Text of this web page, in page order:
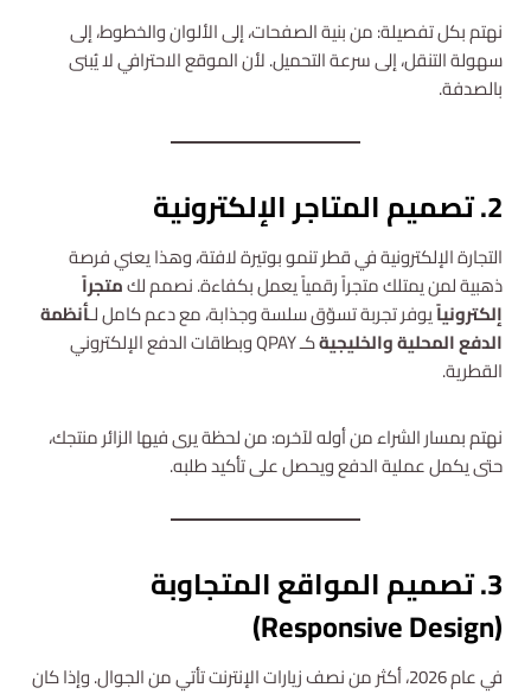
نهتم بكل تفصيلة: من بنية الصفحات، إلى الألوان والخطوط، إلى
سهولة التنقل، إلى سرعة التحميل. لأن الموقع الاحترافي لا يُبنى
بالصدفة.
2. تصميم المتاجر الإلكترونية
التجارة الإلكترونية في قطر تنمو بوتيرة لافتة، وهذا يعني فرصة
ذهبية لمن يمتلك متجراً رقمياً يعمل بكفاءة. نصمم لكمتجراً
إلكترونياًيوفر تجربة تسوّق سلسة وجذابة، مع دعم كامل لـأنظمة
الدفع المحلية والخليجية
كـ QPAY وبطاقات الدفع الإلكتروني
القطرية.
نهتم بمسار الشراء من أوله لآخره: من لحظة يرى فيها الزائر منتجك،
حتى يكمل عملية الدفع ويحصل على تأكيد طلبه.
3. تصميم المواقع المتجاوبة
(Responsive Design)
في عام 2026، أكثر من نصف زيارات الإنترنت تأتي من الجوال. وإذا كان